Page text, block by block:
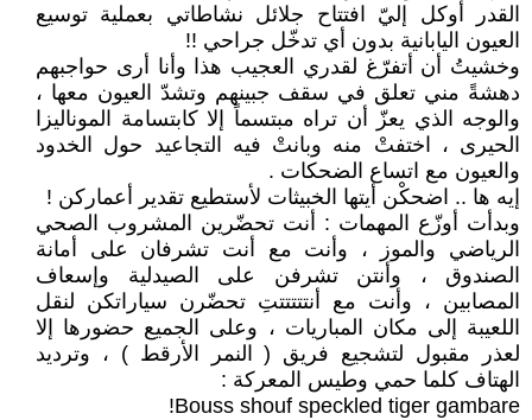
القدر أوكل إليّ افتتاح جلائل نشاطاتي بعملية توسيع
العيون اليابانية بدون أي تدخّل جراحي !!
وخشيتُ أن أتفرّغ لقدري العجيب هذا وأنا أرى حواجبهم
دهشةً مني تعلق في سقف جبينهم وتشدّ العيون معها ،
والوجه الذي يعزّ أن تراه مبتسماً إلا كابتسامة الموناليزا
الحيرى ، اختفتْ منه وبانتْ فيه التجاعيد حول الخدود
والعيون مع اتساع الضحكات .
إيه ها .. اضحكْن أيتها الخبيثات لأستطيع تقدير أعماركن !
وبدأت أوزّع المهمات : أنت تحضّرين المشروب الصحي
الرياضي والموز ، وأنت مع أنت تشرفان على أمانة
الصندوق ، وأنتن تشرفن على الصيدلية وإسعاف
المصابين ، وأنت مع أنتتتتتتِ تحضّرن سياراتكن لنقل
اللعيبة إلى مكان المباريات ، وعلى الجميع حضورها إلا
لعذر مقبول لتشجيع فريق ( النمر الأرقط ) ، وترديد
الهتاف كلما حمي وطيس المعركة :
Bouss shouf speckled tiger gambare!